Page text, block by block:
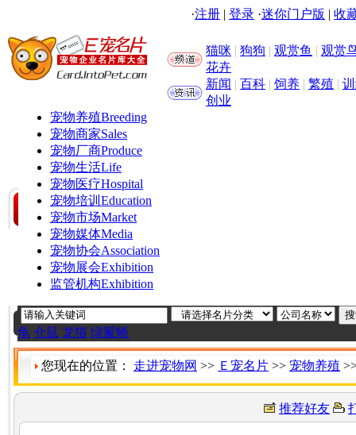
·注册 | 登录 ·迷你门户版 | 收
猫咪 | 狗狗 | 观赏鱼 | 观赏
花卉
新闻 | 百科 | 饲养 | 繁殖 |
创业
宠物养殖Breeding
宠物商家Sales
宠物厂商Produce
宠物生活Life
宠物医疗Hospital
宠物培训 Education
宠物市场Market
宠物媒体Media
宠物协会Association
宠物展会Exhibition
监管机构Exhibition
龟 仓鼠 龙猫 绿鬣蜥
您现在的位置： 走进宠物网 >> Ｅ宠名片 >> 宠物养殖
推荐好友